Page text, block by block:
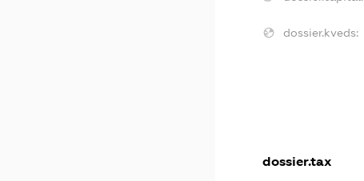
dossier.kveds:
dossier.tax